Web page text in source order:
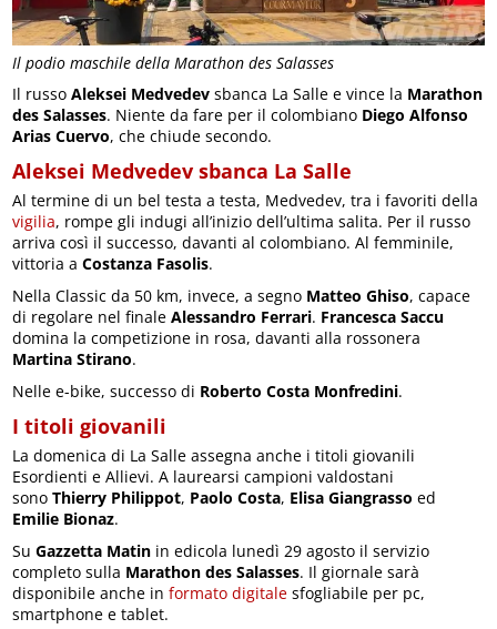
Il podio maschile della Marathon des Salasses
Il russoAleksei Medvedev sbanca La Salle e vince la Marathon
des Salasses. Niente da fare per il colombiano Diego Alfonso
Arias Cuervo, che chiude secondo.
Aleksei Medvedev sbanca La Salle
Al termine di un bel testa a testa, Medvedev, tra i favoriti della
vigilia, rompe gli indugi all’inizio dell’ultima salita. Per il russo
arriva così il successo, davanti al colombiano. Al femminile,
vittoria aCostanza Fasolis.
Nella Classic da 50 km, invece, a segno Matteo Ghiso, capace
di regolare nel finaleAlessandro Ferrari. Francesca Saccu
domina la competizione in rosa, davanti alla rossonera
Martina Stirano.
Nelle e-bike, successo di Roberto Costa Monfredini.
I titoli giovanili
La domenica di La Salle assegna anche i titoli giovanili
Esordienti e Allievi. A laurearsi campioni valdostani
sonoThierry Philippot, Paolo Costa, Elisa Giangrasso ed
Emilie Bionaz.
SuGazzetta Matin in edicola lunedì 29 agosto il servizio
completo sulla Marathon des Salasses. Il giornale sarà
disponibile anche informato digitale sfogliabile per pc,
smartphone e tablet.